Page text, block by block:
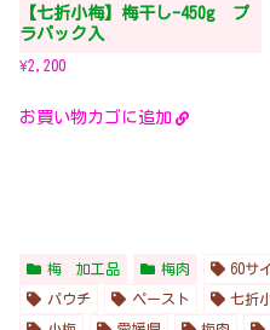
【七折小梅】梅干し-450g プ
ラパック入
¥2,200
お買い物カゴに追加
梅 加工品 梅肉 60サ
パウチ ペースト 七折